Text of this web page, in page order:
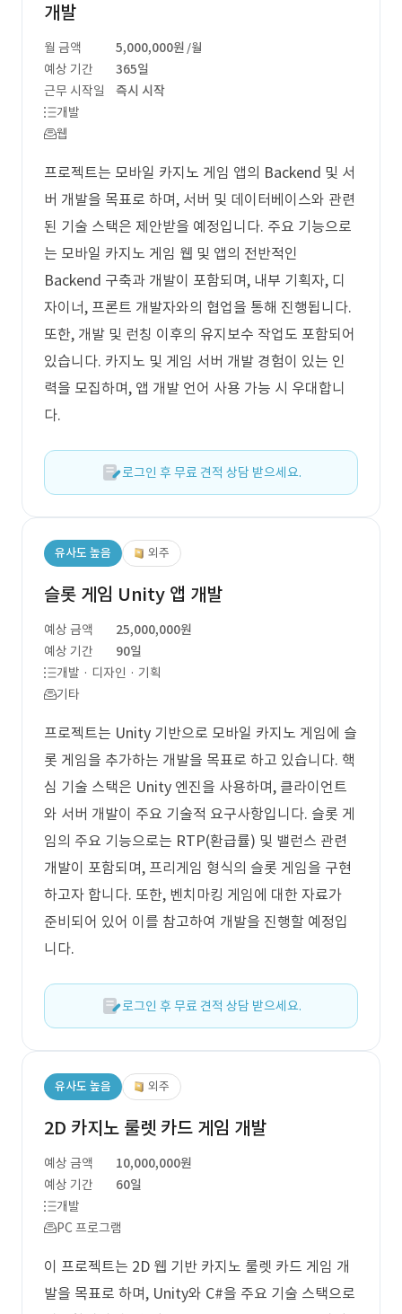
개발
월 금액 5,000,000원 /월
예상 기간
365일
근무 시작일
즉시 시작
개발
웹
프로젝트는 모바일 카지노 게임 앱의 Backend 및 서
버 개발을 목표로 하며, 서버 및 데이터베이스와 관련
된 기술 스택은 제안받을 예정입니다. 주요 기능으로
는 모바일 카지노 게임 웹 및 앱의 전반적인
Backend 구축과 개발이 포함되며, 내부 기획자, 디
자이너, 프론트 개발자와의 협업을 통해 진행됩니다.
또한, 개발 및 런칭 이후의 유지보수 작업도 포함되어
있습니다. 카지노 및 게임 서버 개발 경험이 있는 인
력을 모집하며, 앱 개발 언어 사용 가능 시 우대합니
다.
로그인 후 무료 견적 상담 받으세요.
유사도 높음 외주
슬롯 게임 Unity 앱 개발
예상 금액
25,000,000원
예상 기간
90일
개발 · 디자인 · 기획
기타
프로젝트는 Unity 기반으로 모바일 카지노 게임에 슬
롯 게임을 추가하는 개발을 목표로 하고 있습니다. 핵
심 기술 스택은 Unity 엔진을 사용하며, 클라이언트
와 서버 개발이 주요 기술적 요구사항입니다. 슬롯 게
임의 주요 기능으로는 RTP(환급률) 및 밸런스 관련
개발이 포함되며, 프리게임 형식의 슬롯 게임을 구현
하고자 합니다. 또한, 벤치마킹 게임에 대한 자료가
준비되어 있어 이를 참고하여 개발을 진행할 예정입
니다.
로그인 후 무료 견적 상담 받으세요.
유사도 높음 외주
2D 카지노 룰렛 카드 게임 개발
예상 금액
10,000,000원
예상 기간
60일
개발
PC 프로그램
이 프로젝트는 2D 웹 기반 카지노 룰렛 카드 게임 개
발을 목표로 하며, Unity와 C#을 주요 기술 스택으로